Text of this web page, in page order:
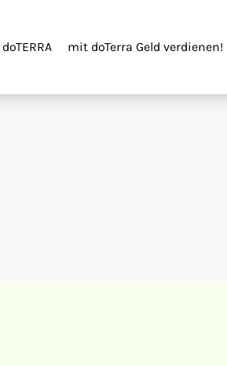
doTERRA mit doTerra Geld verdienen!